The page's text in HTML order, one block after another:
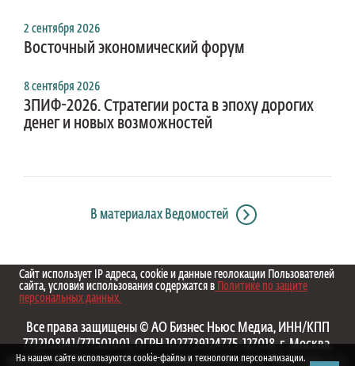
2 сентября 2026
Восточный экономический форум
8 сентября 2026
ЗПИФ-2026. Стратегии роста в эпоху дорогих
денег и новых возможностей
В материалах Ведомостей
Сайт использует IP адреса, cookie и данные геолокации Пользователей
сайта, условия использования содержатся в Политике по защите
персональных данных.
Все права защищены © АО Бизнес Ньюс Медиа, ИНН/КПП
7712108141/771501001, ОГРН 1027739124775, 127018, г. Москва,
вн.тер.г. муниципальный округ Марьина Роща, ул. Полковая, д. 3,
На нашем сайте используются cookie-файлы и технологии персонализации.